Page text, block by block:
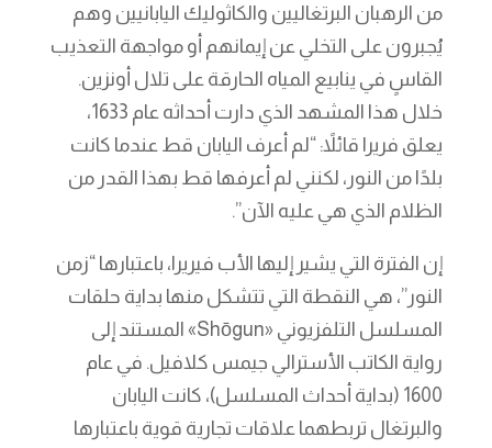
من الرهبان البرتغاليين والكاثوليك اليابانيين وهم
يُجبرون على التخلي عن إيمانهم أو مواجهة التعذيب
القاسٍ في ينابيع المياه الحارقة على تلال أونزين.
خلال هذا المشهد الذي دارت أحداثه عام 1633،
يعلق فريرا قائلاً: “لم أعرف اليابان قط عندما كانت
بلدًا من النور، لكنني لم أعرفها قط بهذا القدر من
الظلام الذي هي عليه الآن”.
إن الفترة التي يشير إليها الأب فيريرا، باعتبارها “زمن
النور”، هي النقطة التي تتشكل منها بداية حلقات
المسلسل التلفزيوني «Shōgun» المستند إلى
رواية الكاتب الأسترالي جيمس كلافيل. في عام
1600 (بداية أحداث المسلسل)، كانت اليابان
والبرتغال تربطهما علاقات تجارية قوية باعتبارها